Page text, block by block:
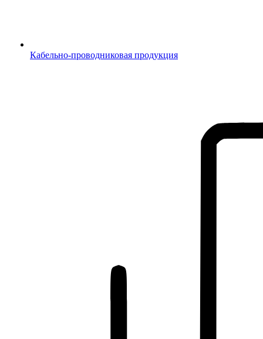
Кабельно-проводниковая продукция